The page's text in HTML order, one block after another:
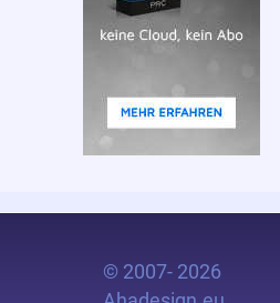
© 2007- 2026